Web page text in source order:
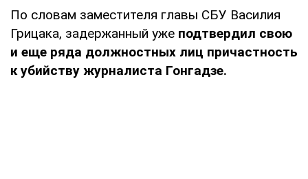
По словам заместителя главы СБУ Василия
Грицака, задержанный уже подтвердил свою
и еще ряда должностных лиц причастность
к убийству журналиста Гонгадзе.